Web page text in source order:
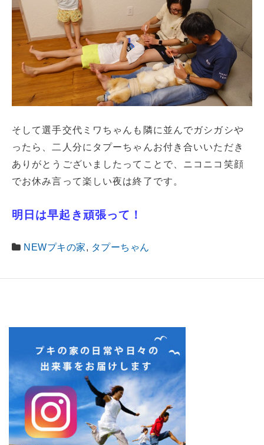
そして選手交代ミワちゃんも隣に並んでガシガシや
ったら、二人分にタプーちゃんお付き合いいただき
ありがとうございましたってことで、ニコニコ笑顔
でお休み言って楽しい夜は終了です。
明日は早起き頑張って！
NEWプキの家, タプーちゃん